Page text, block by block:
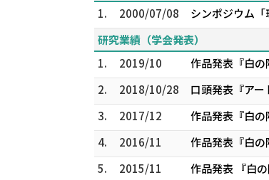
1.
2000/07/08
シンポジウム
研究業績（学会発表）
1.
2019/10
作品発表『白
2.
2018/10/28
口頭発表『ア
3.
2017/12
作品発表『白
4.
2016/11
作品発表『白
5.
2015/11 作品発表 『白